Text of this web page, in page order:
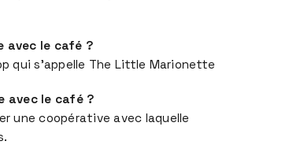
avec le café ?
qui s’appelle The Little Marionette
avec le café ?
une coopérative avec laquelle